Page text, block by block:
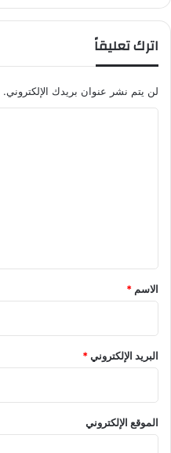
اترك تعليقاً
لن يتم نشر عنوان بريدك الإلكتروني.
*
الاسم *
البريد الإلكتروني*
الموقع الإلكتروني